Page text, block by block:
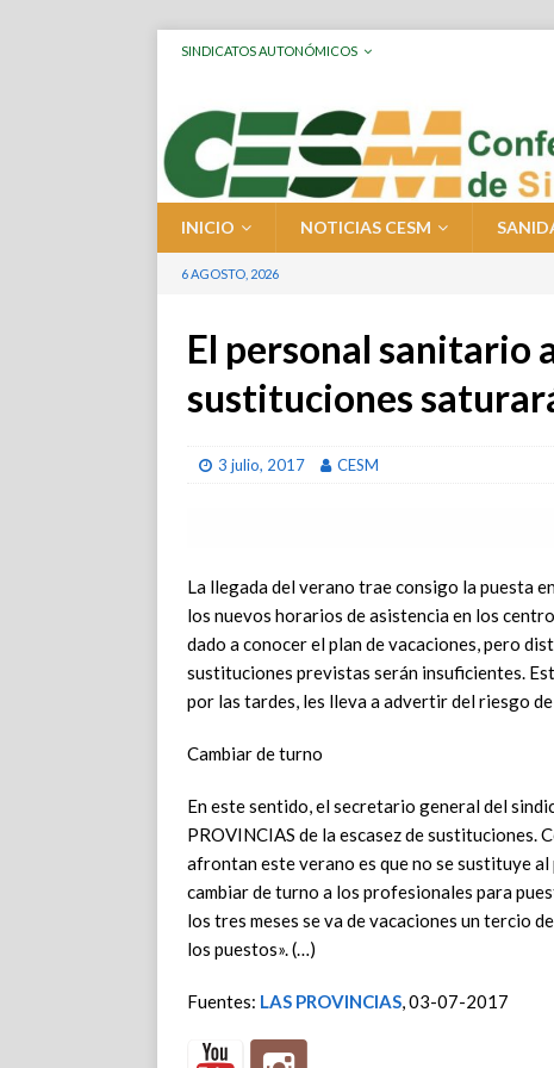
SINDICATOS AUTONÓMICOS
INICIO NOTICIAS CESM
6 AGOSTO, 2026
El personal sanitario
sustituciones
3 julio, 2017 CESM
La llegada del verano trae consigo la puesta
los nuevos horarios de asistencia en los
dado a conocer el plan de vacaciones, pero
sustituciones previstas serán insuficientes.
por las tardes, les lleva a advertir del riesgo
Cambiar de turno
En este sentido, el secretario general del
PROVINCIAS de la escasez de sustituciones.
afrontan este verano es que no se sustituye
cambiar de turno a los profesionales para
los tres meses se va de vacaciones un tercio
los puestos». (…)
Fuentes: LAS PROVINCIAS, 03-07-2017